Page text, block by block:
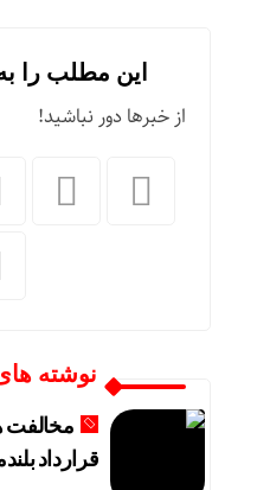
این مطلب را
از خبرها دور نباشید!
نوشته
مخالفت
قرارداد